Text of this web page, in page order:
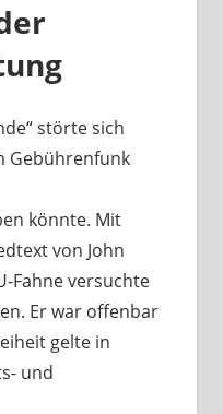
störte sich
Gebührenfunk
könnte. Mit
von John
Fahne versuchte
Er war offenbar
gelte in
und